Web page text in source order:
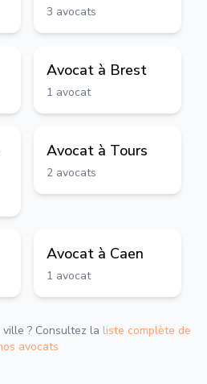
3 avocats
Avocat à Brest
1 avocat
Avocat à Tours
2 avocats
Avocat à Caen
1 avocat
? Consultez la liste complète de
avocats